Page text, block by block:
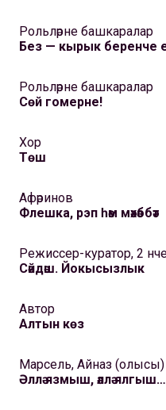
Рольләрне башкаралар
Без — кырык беренче
Рольләрне башкаралар
Сөй гомерне!
Хор
Төш
Афәринов
Флешка, рэп һәм мәхәббәт
Режиссер-куратор, 2 нче
Сәйдәш. Йокысызлык
Автор
Алтын көз
Марсель, Айназ (олысы)
Әллә язмыш, әллә ялгыш…